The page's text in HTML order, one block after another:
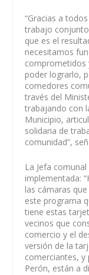
“Gracias a
trabajo
que es el
necesitamos
comprometidos
poder lograrlo,
comedores
través del
trabajando con
Municipio,
solidaria de
comunidad”,
La Jefa
implementada:
las cámaras
este programa
tiene estas
vecinos que
comercio y el
versión de la
comerciantes, y
Perón, están a